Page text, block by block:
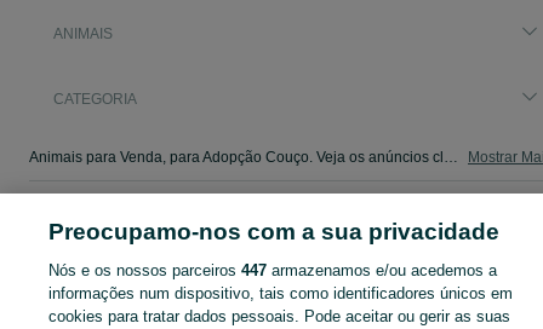
ANIMAIS
CATEGORIA
Animais para Venda, para Adopção Couço. Veja os anúncios classificados ou publique o seu anúncio de Animais grátis no OLX. Mostrar
Mapa das freguesias
Mapa de mini-sites
Pesquisas populares
Preocupamo-nos com a sua privacidade
Nós e os nossos parceiros447 armazenamos e/ou acedemos a
informações num dispositivo, tais como identificadores únicos em
cookies para tratar dados pessoais. Pode aceitar ou gerir as suas